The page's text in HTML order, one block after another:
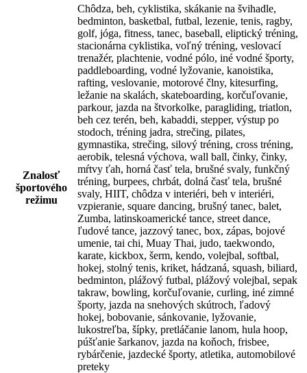
Znalosť
športového
režimu
Chôdza, beh, cyklistika, skákanie na švihadle,
bedminton, basketbal, futbal, lezenie, tenis, ragby,
golf, jóga, fitness, tanec, baseball, eliptický tréning,
stacionárna cyklistika, voľný tréning, veslovací
trenažér, plachtenie, vodné pólo, iné vodné športy,
paddleboarding, vodné lyžovanie, kanoistika,
rafting, veslovanie, motorové člny, kitesurfing,
ležanie na skalách, skateboarding, korčuľovanie,
parkour, jazda na štvorkolke, paragliding, triatlon,
beh cez terén, beh, kabaddi, stepper, výstup po
stodoch, tréning jadra, strečing, pilates,
gymnastika, strečing, silový tréning, cross tréning,
aerobik, telesná výchova, wall ball, činky, činky,
mŕtvy ťah, horná časť tela, brušné svaly, funkčný
tréning, burpees, chrbát, dolná časť tela, brušné
svaly, HIIT, chôdza v interiéri, beh v interiéri,
vzpieranie, square dancing, brušný tanec, balet,
Zumba, latinskoamerické tance, street dance,
ľudové tance, jazzový tanec, box, zápas, bojové
umenie, tai chi, Muay Thai, judo, taekwondo,
karate, kickbox, šerm, kendo, volejbal, softbal,
hokej, stolný tenis, kriket, hádzaná, squash, biliard,
bedminton, plážový futbal, plážový volejbal, sepak
takraw, bowling, korčuľovanie, curling, iné zimné
športy, jazda na snehových skútroch, ľadový
hokej, bobovanie, sánkovanie, lyžovanie,
lukostreľba, šípky, pretláčanie lanom, hula hoop,
púšťanie šarkanov, jazda na koňoch, frisbee,
rybárčenie, jazdecké športy, atletika, automobilové
preteky